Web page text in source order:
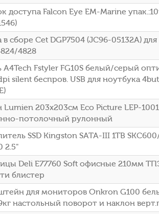
доступа Falcon Eye EM-Marine
в сборе Cet DGP7504 (JC96-05132A)
4828
Fstyler FG10S белый/серый
silent беспров. USB для ноутбука 4but
Lumien 203x203см Eco Picture LEP-
потолочный рулонный
SSD Kingston SATA-III 1TB
2.5"
Deli E77760 Soft офисные 210мм
блистер
для мониторов Onkron G100
настольный поворот и наклон